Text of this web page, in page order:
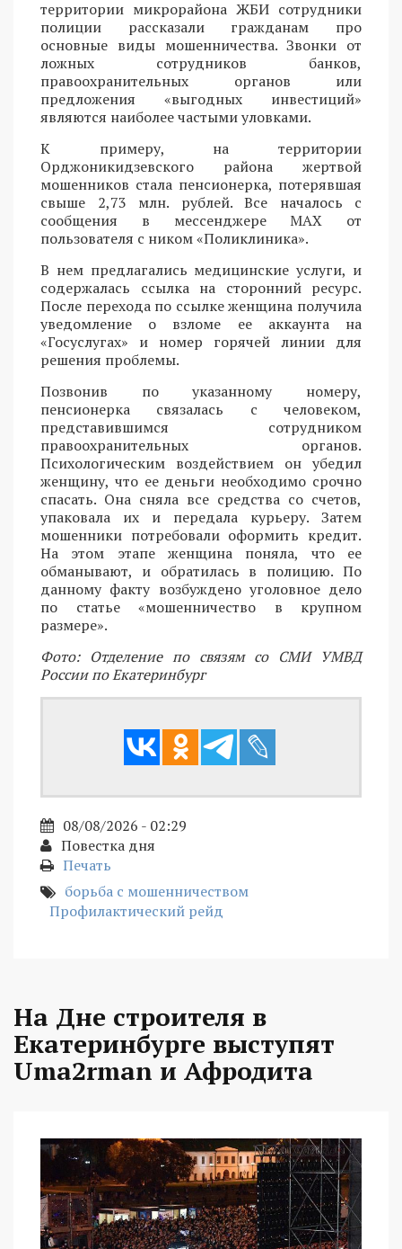
территории микрорайона ЖБИ сотрудники
полиции рассказали гражданам про
основные виды мошенничества. Звонки от
ложных сотрудников банков,
правоохранительных органов или
предложения «выгодных инвестиций»
являются наиболее частыми уловками.
К примеру, на территории
Орджоникидзевского района жертвой
мошенников стала пенсионерка, потерявшая
свыше 2,73 млн. рублей. Все началось с
сообщения в мессенджере MAX от
пользователя с ником «Поликлиника».
В нем предлагались медицинские услуги, и
содержалась ссылка на сторонний ресурс.
После перехода по ссылке женщина получила
уведомление о взломе ее аккаунта на
«Госуслугах» и номер горячей линии для
решения проблемы.
Позвонив по указанному номеру,
пенсионерка связалась с человеком,
представившимся сотрудником
правоохранительных органов.
Психологическим воздействием он убедил
женщину, что ее деньги необходимо срочно
спасать. Она сняла все средства со счетов,
упаковала их и передала курьеру. Затем
мошенники потребовали оформить кредит.
На этом этапе женщина поняла, что ее
обманывают, и обратилась в полицию. По
данному факту возбуждено уголовное дело
по статье «мошенничество в крупном
размере».
Фото: Отделение по связям со СМИ УМВД
России по Екатеринбург
08/08/2026 - 02:29
Повестка дня
Печать
борьба с мошенничеством
Профилактический рейд
На Дне строителя в
Екатеринбурге выступят
Uma2rman и Афродита